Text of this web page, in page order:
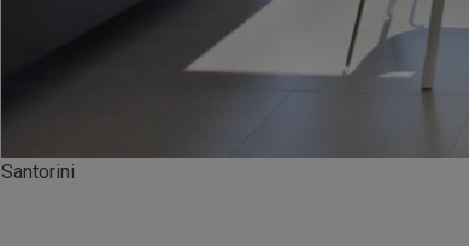
Santorini